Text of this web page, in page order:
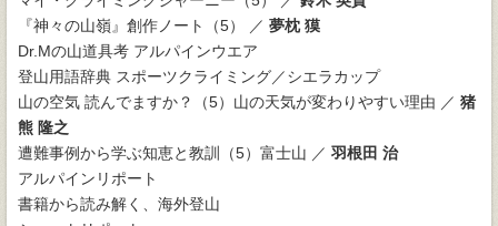
『神々の山嶺』創作ノート（5） ／ 夢枕 獏
Dr.Mの山道具考 アルパインウエア
登山用語辞典 スポーツクライミング／シエラカップ
山の空気 読んでますか？（5）山の天気が変わりやすい理由 ／ 猪
熊 隆之
遭難事例から学ぶ知恵と教訓（5）富士山 ／ 羽根田 治
アルパインリポート
書籍から読み解く、海外登山